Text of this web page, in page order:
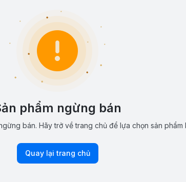
phẩm ngừng bán
bán. Hãy trở về trang chủ để lựa chọn sản phẩm
Quay lại trang chủ